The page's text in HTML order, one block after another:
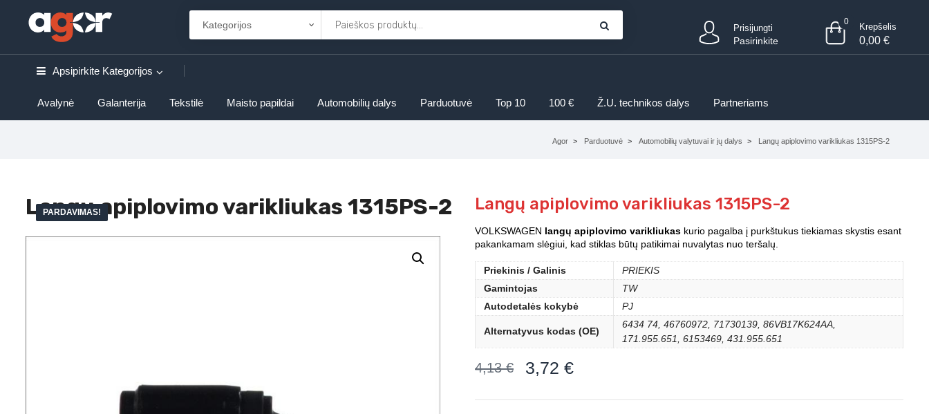
Prisijungti
Pasirinkite
0 Krepšelis
0,00 €
Apsipirkite Kategorijos
Avalynė Galanterija Tekstilė Maisto papildai Automobilių dalys Parduotuvė Top 10 100 € Ž.U. technikos dalys Partneriams
Agor Parduotuvė Automobilių valytuvai ir jų dalys Langų apiplovimo varikliukas 1315PS-2
Langų apiplovimo varikliukas 1315PS-2
PARDAVIMAS! Langų apiplovimo varikliukas 1315PS-2
VOLKSWAGEN langų apiplovimo varikliukas kurio pagalba į purkštukus tiekiamas skystis esant
pakankamam slėgiui, kad stiklas būtų patikimai nuvalytas nuo teršalų.
Priekinis / Galinis
PRIEKIS
Gamintojas
TW
Autodetalės kokybė
PJ
Alternatyvus kodas (OE)
6434 74, 46760972, 71730139, 86VB17K624AA,
171.955.651, 6153469, 431.955.651
4,13€ 3,72 €